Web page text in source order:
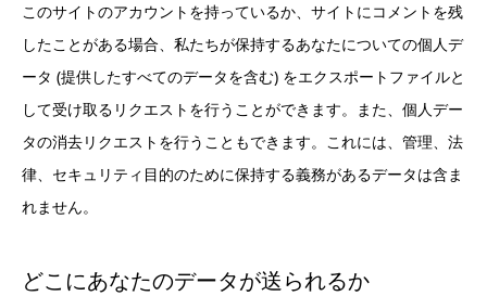
このサイトのアカウントを持っているか、サイトにコメントを残
したことがある場合、私たちが保持するあなたについての個人デ
ータ (提供したすべてのデータを含む) をエクスポートファイルと
して受け取るリクエストを行うことができます。また、個人デー
タの消去リクエストを行うこともできます。これには、管理、法
律、セキュリティ目的のために保持する義務があるデータは含ま
れません。
どこにあなたのデータが送られるか